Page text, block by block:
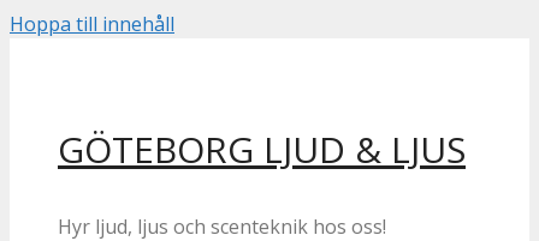
Hoppa till innehåll
GÖTEBORG LJUD & LJUS
Hyr ljud, ljus och scenteknik hos oss!